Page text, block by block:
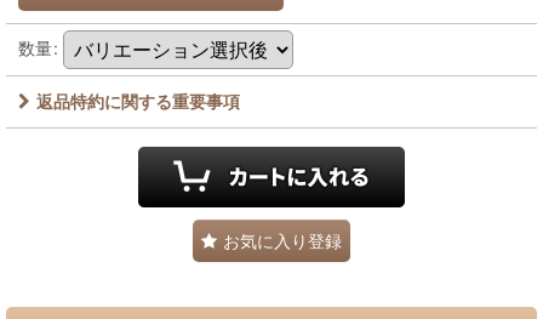
数量:
返品特約に関する重要事項
お気に入り登録